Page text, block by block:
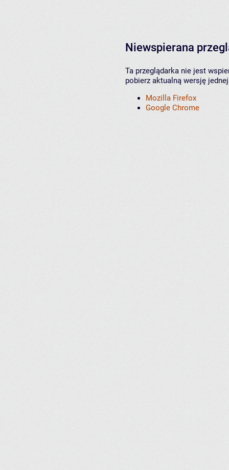
Niewspierana
Ta przeglądarka nie jest
pobierz aktualną wersję
Mozilla Firefox
Google Chrome